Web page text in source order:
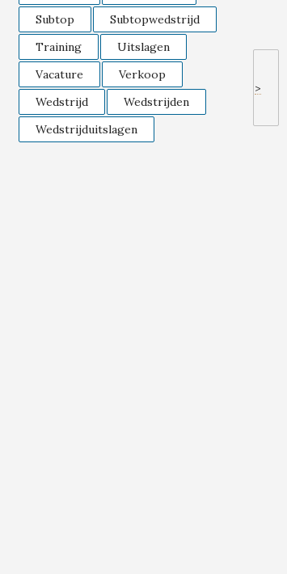
>
Subtop
Subtopwedstrijd
Training
Uitslagen
Vacature
Verkoop
Wedstrijd
Wedstrijden
Wedstrijduitslagen